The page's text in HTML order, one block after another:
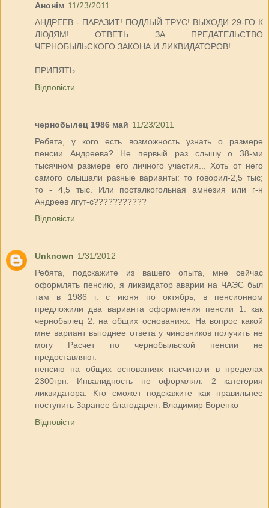
Анонім 11/23/2011
АНДРЕЕВ - ПАРАЗИТ! ПОДЛЫЙ ТРУС! ВЫХОДИ 29-ГО К
ЛЮДЯМ! ОТВЕТЬ ЗА ПРЕДАТЕЛЬСТВО
ЧЕРНОБЫЛЬСКОГО ЗАКОНА И ЛИКВИДАТОРОВ!
ПРИПЯТЬ.
Відповісти
чернобылец 1986 май 11/23/2011
Ребята, у кого есть возможность узнать о размере
пенсии Андреева? Не первый раз слышу о 38-ми
тысячном размере его личного участия... Хоть от него
самого слышали разные варианты: то говорил-2,5 тыс;
то - 4,5 тыс. Или посталкогольная амнезия или г-н
Андреев лгут-с???????????
Відповісти
Unknown 1/31/2012
Ребята, подскажите из вашего опыта, мне сейчас
оформлять пенсию, я ликвидатор аварии на ЧАЭС был
там в 1986 г. с июня по октябрь, в пенсионном
предложили два варианта оформления пенсии 1. как
чернобылец 2. на общих основаниях. На вопрос какой
мне вариант выгоднее ответа у чиновников получить не
могу Расчет по чернобыльской пенсии не
предоставляют.
пенсию на общих основаниях насчитали в пределах
2300грн. Инвалидность не оформлял. 2 категория
ликвидатора. Кто сможет подскажите как правильнее
поступить Заранее благодарен. Владимир Боренко
Відповісти